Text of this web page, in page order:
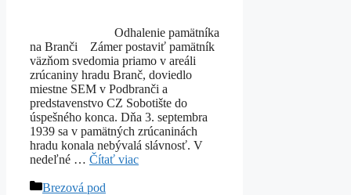
Odhalenie pamätníka
na Branči Zámer postaviť pamätník
väzňom svedomia priamo v areáli
zrúcaniny hradu Branč, doviedlo
miestne SEM v Podbranči a
predstavenstvo CZ Sobotište do
úspešného konca. Dňa 3. septembra
1939 sa v pamätných zrúcaninách
hradu konala nebývalá slávnosť. V
nedeľné … Čítať viac
Kategórie
Brezová pod